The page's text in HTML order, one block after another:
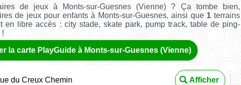
de jeux à Monts-sur-Guesnes (Vienne) ? Ça tombe bien,
de jeux pour enfants à Monts-sur-Guesnes, ainsi que 1 terrains
en libre accès : city stade, skate park, pump track, table de ping-
!
la carte PlayGuide à Monts-sur-Guesnes (Vienne)
du Creux Chemin Afficher